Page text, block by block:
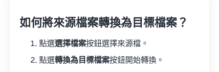
如何將來源檔案轉換為目標檔案？
點選選擇檔案按鈕選擇來源檔。
點選轉換為目標檔案按鈕開始轉換。